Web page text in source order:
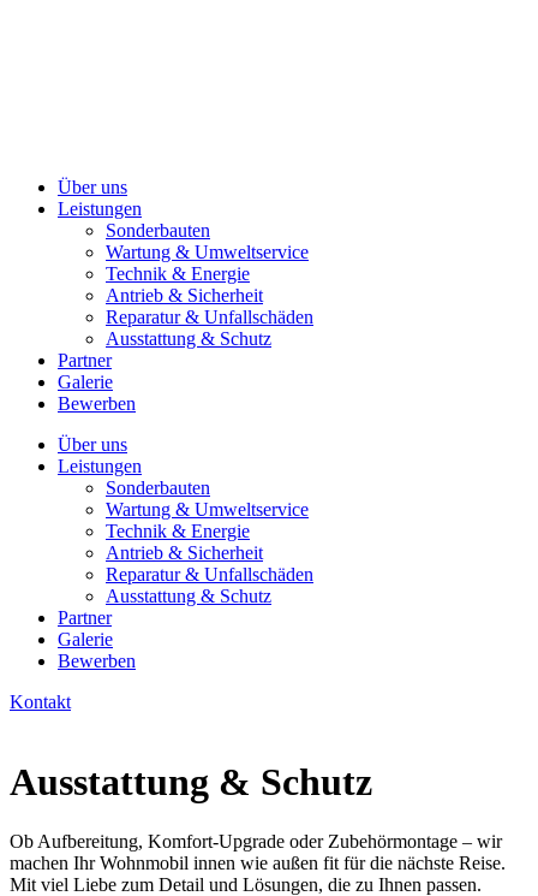
Über uns
Leistungen
Sonderbauten
Wartung & Umweltservice
Technik & Energie
Antrieb & Sicherheit
Reparatur & Unfallschäden
Ausstattung & Schutz
Partner
Galerie
Bewerben
Über uns
Leistungen
Sonderbauten
Wartung & Umweltservice
Technik & Energie
Antrieb & Sicherheit
Reparatur & Unfallschäden
Ausstattung & Schutz
Partner
Galerie
Bewerben
Kontakt
Ausstattung & Schutz
Ob Aufbereitung, Komfort-Upgrade oder Zubehörmontage – wir
machen Ihr Wohnmobil innen wie außen fit für die nächste Reise.
Mit viel Liebe zum Detail und Lösungen, die zu Ihnen passen.